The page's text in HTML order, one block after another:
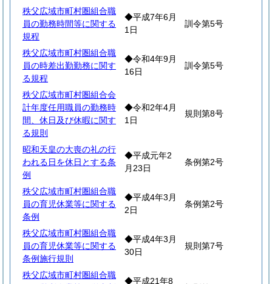
秩父広域市町村圏組合職
員の勤務時間等に関する
規程
◆平成7年6月
1日
訓令第5号
秩父広域市町村圏組合職
員の時差出勤勤務に関す
る規程
◆令和4年9月
16日
訓令第5号
秩父広域市町村圏組合会
計年度任用職員の勤務時
間、休日及び休暇に関す
る規則
◆令和2年4月
1日
規則第8号
昭和天皇の大喪の礼の行
われる日を休日とする条
例
◆平成元年2
月23日
条例第2号
秩父広域市町村圏組合職
員の育児休業等に関する
条例
◆平成4年3月
2日
条例第2号
秩父広域市町村圏組合職
員の育児休業等に関する
条例施行規則
◆平成4年3月
30日
規則第7号
秩父広域市町村圏組合職
◆平成21年8